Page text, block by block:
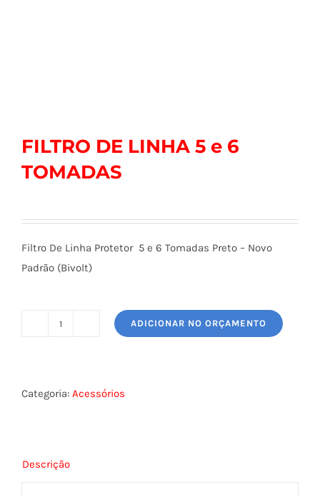
FILTRO DE LINHA 5 e 6
TOMADAS
Filtro De Linha Protetor 5 e 6 Tomadas Preto – Novo
Padrão (Bivolt)
5
quantidade
ADICIONAR NO ORÇAMENTO
Categoria: Acessórios
Descrição